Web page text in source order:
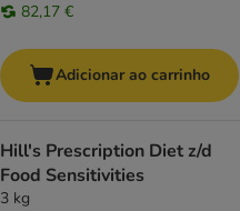
82,17 €
Adicionar ao carrinho
Hill's Prescription Diet z/d
Food Sensitivities
3 kg